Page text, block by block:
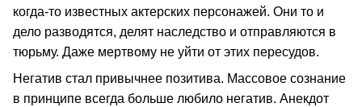
когда-то известных актерских персонажей. Они то и
дело разводятся, делят наследство и отправляются в
тюрьму. Даже мертвому не уйти от этих пересудов.
Негатив стал привычнее позитива. Массовое сознание
в принципе всегда больше любило негатив. Анекдот